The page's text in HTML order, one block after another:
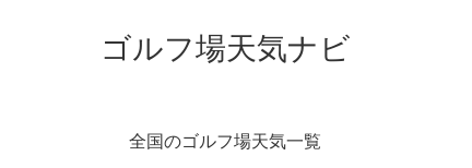
ゴルフ場天気ナビ
全国のゴルフ場天気一覧